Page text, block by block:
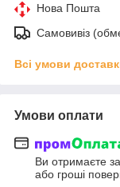
Нова Пошта
Самовивіз
Всі умови
Умови оплати
Ви отримаєте
або гроші